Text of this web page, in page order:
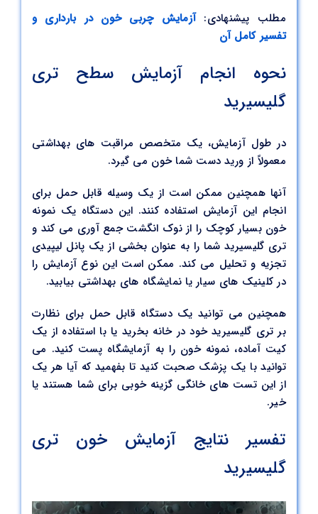
مطلب پیشنهادی:آزمایش چربی خون در بارداری و
تفسیر کامل آن
نحوه انجام آزمایش سطح تری
گلیسیرید
در طول آزمایش، یک متخصص مراقبت های بهداشتی
معمولاً از ورید دست شما خون می گیرد.
آنها همچنین ممکن است از یک وسیله قابل حمل برای
انجام این آزمایش استفاده کنند. این دستگاه یک نمونه
خون بسیار کوچک را از نوک انگشت جمع آوری می کند و
تری گلیسیرید شما را به عنوان بخشی از یک پانل لیپیدی
تجزیه و تحلیل می کند. ممکن است این نوع آزمایش را
در کلینیک های سیار یا نمایشگاه های بهداشتی بیابید.
همچنین می توانید یک دستگاه قابل حمل برای نظارت
بر تری گلیسیرید خود در خانه بخرید یا با استفاده از یک
کیت آماده، نمونه خون را به آزمایشگاه پست کنید. می
توانید با یک پزشک صحبت کنید تا بفهمید که آیا هر یک
از این تست های خانگی گزینه خوبی برای شما هستند یا
خیر.
تفسیر نتایج آزمایش خون تری
گلیسیرید